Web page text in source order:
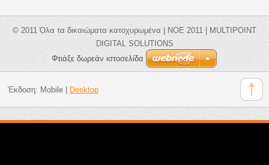
© 2011 Όλα τα δικαιώματα κατοχυρωμένα | ΝΟΕ 2011 | MULTIPOINT
DIGITAL SOLUTIONS
Φτιάξε δωρεάν ιστοσελίδα
Έκδοση: Mobile| Desktop